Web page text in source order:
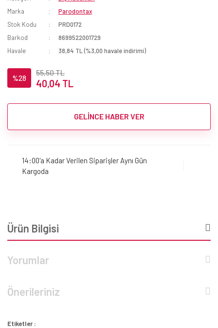
Marka
Parodontax
Stok Kodu
PRD0172
Barkod
8699522001729
Havale
38,84 TL (%3,00 havale indirimi)
%28
55,50 TL
40,04 TL
GELİNCE HABER VER
14:00'a Kadar Verilen Siparişler Aynı Gün
Kargoda
Ürün Bilgisi
Yorumlar
Önerileriniz
Etiketler :